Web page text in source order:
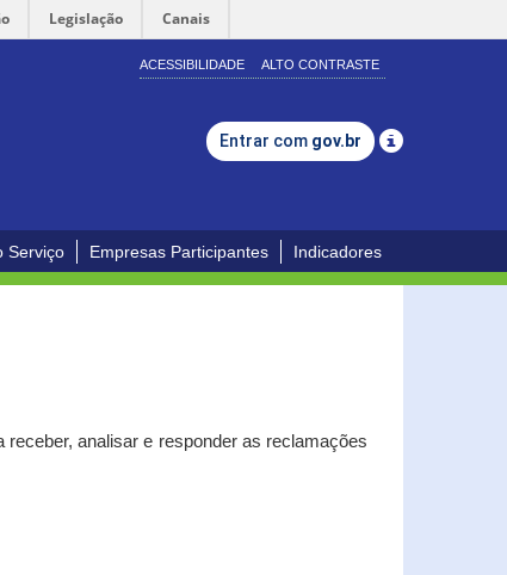
Legislação Canais
ACESSIBILIDADE ALTO CONTRASTE
Entrar com gov.br
Serviço Empresas Participantes Indicadores
analisar e responder as reclamações